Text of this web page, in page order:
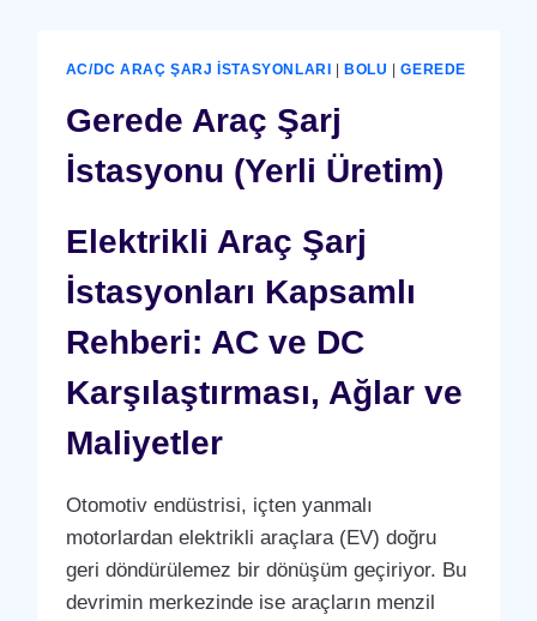
AC/DC ARAÇ ŞARJ İSTASYONLARI |BOLU |GEREDE
Gerede Araç Şarj
İstasyonu (Yerli Üretim)
Elektrikli Araç Şarj
İstasyonları Kapsamlı
Rehberi: AC ve DC
Karşılaştırması, Ağlar ve
Maliyetler
Otomotiv endüstrisi, içten yanmalı
motorlardan elektrikli araçlara (EV) doğru
geri döndürülemez bir dönüşüm geçiriyor. Bu
devrimin merkezinde ise araçların menzil